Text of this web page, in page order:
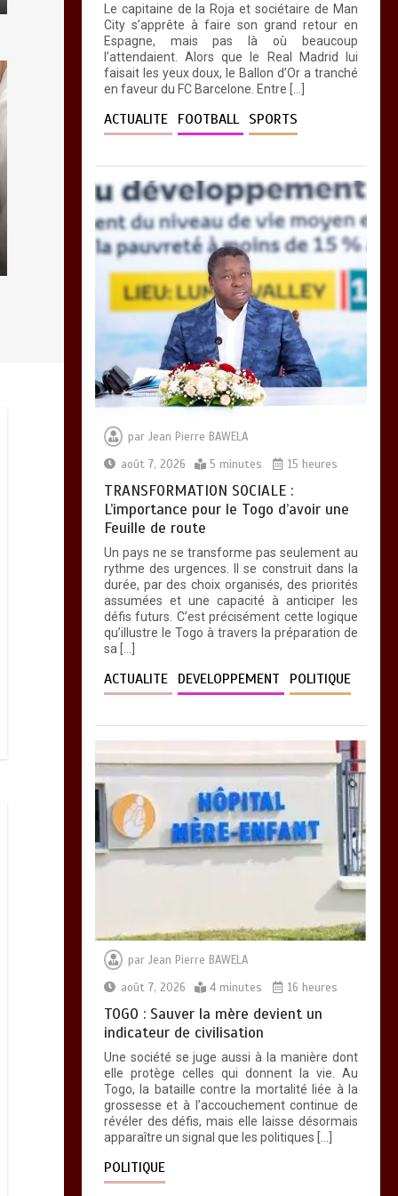
Le capitaine de la Roja et sociétaire de Man
City s’apprête à faire son grand retour en
Espagne, mais pas là où beaucoup
l’attendaient. Alors que le Real Madrid lui
faisait les yeux doux, le Ballon d’Or a tranché
en faveur du FC Barcelone. Entre […]
ACTUALITE FOOTBALL SPORTS
par Jean Pierre BAWELA
août 7, 2026
5 minutes 15 heures
TRANSFORMATION SOCIALE :
L’importance pour le Togo d’avoir une
Feuille de route
Un pays ne se transforme pas seulement au
rythme des urgences. Il se construit dans la
durée, par des choix organisés, des priorités
assumées et une capacité à anticiper les
défis futurs. C’est précisément cette logique
qu’illustre le Togo à travers la préparation de
sa […]
ACTUALITE DEVELOPPEMENT POLITIQUE
par Jean Pierre BAWELA
août 7, 2026
4 minutes 16 heures
TOGO : Sauver la mère devient un
indicateur de civilisation
Une société se juge aussi à la manière dont
elle protège celles qui donnent la vie. Au
Togo, la bataille contre la mortalité liée à la
grossesse et à l’accouchement continue de
révéler des défis, mais elle laisse désormais
apparaître un signal que les politiques […]
POLITIQUE